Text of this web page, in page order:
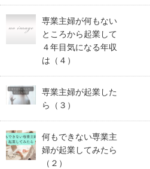
専業主婦が何もない
ところから起業して
４年目気になる年収
は（４）
専業主婦が起業した
ら（３）
何もできない専業主
婦が起業してみたら
（２）